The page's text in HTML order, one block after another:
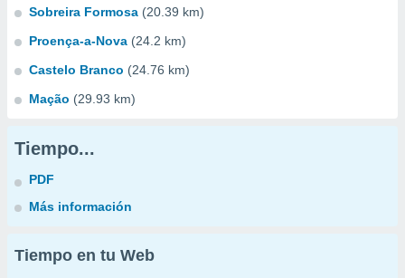
Sobreira Formosa (20.39 km)
Proença-a-Nova (24.2 km)
Castelo Branco (24.76 km)
Mação (29.93 km)
Tiempo...
PDF
Más información
Tiempo en tu Web